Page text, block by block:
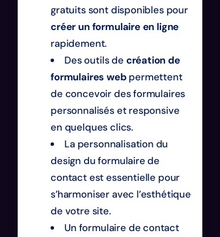
gratuits sont disponibles pour
créer un formulaire en ligne
rapidement.
Des outils de création de
formulaires web permettent
de concevoir des formulaires
personnalisés et responsive
en quelques clics.
La personnalisation du
design du formulaire de
contact est essentielle pour
s’harmoniser avec l’esthétique
de votre site.
Un formulaire de contact